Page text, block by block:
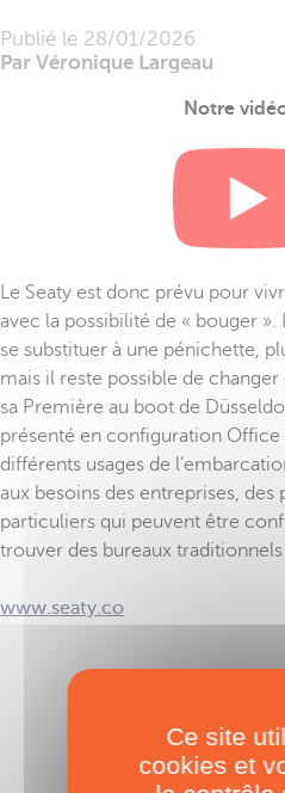
Publié le 28/01/2026
Par Véronique Largeau
Notre
Le Seaty est donc prévu pour
avec la possibilité de « bouger ».
se substituer à une pénichette,
mais il reste possible de
sa Première au boot de
présenté en configuration Office
différents usages de
aux besoins des entreprises, des
particuliers qui peuvent être
trouver des bureaux traditionnels
www.seaty.co
Ce site
cookies et